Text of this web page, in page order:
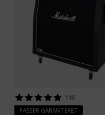
116
PASSER GARANTERET